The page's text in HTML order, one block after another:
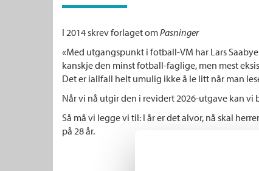
I 2014 skrev forlaget omPasninger
«Med utgangspunkt i fotball-VM har Lars
kanskje den minst fotball-faglige, men mest
Det er iallfall helt umulig ikke å le litt når man
Når vi nå utgir den i revidert 2026-utgave kan vi
Så må vi legge vi til: I år er det alvor, nå skal
på 28 år.